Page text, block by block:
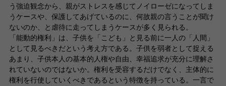
う強迫観念から、親がストレスを感じてノイローゼになってしま
うケースや、保護してあげているのに、何故親の言うことが聞け
ないのか、と虐待に走ってしまうケースが多く見られる。
「能動的権利」は、子供を「こども」と見る前に一人の「人間」
として見るべきだという考え方である。子供を弱者として捉える
あまり、子供本人の基本的人権や自由、幸福追求が充分に理解さ
れていないのではないか。権利を受容するだけでなく、主体的に
権利を行使していくべきであるという特徴を持っている。一言で